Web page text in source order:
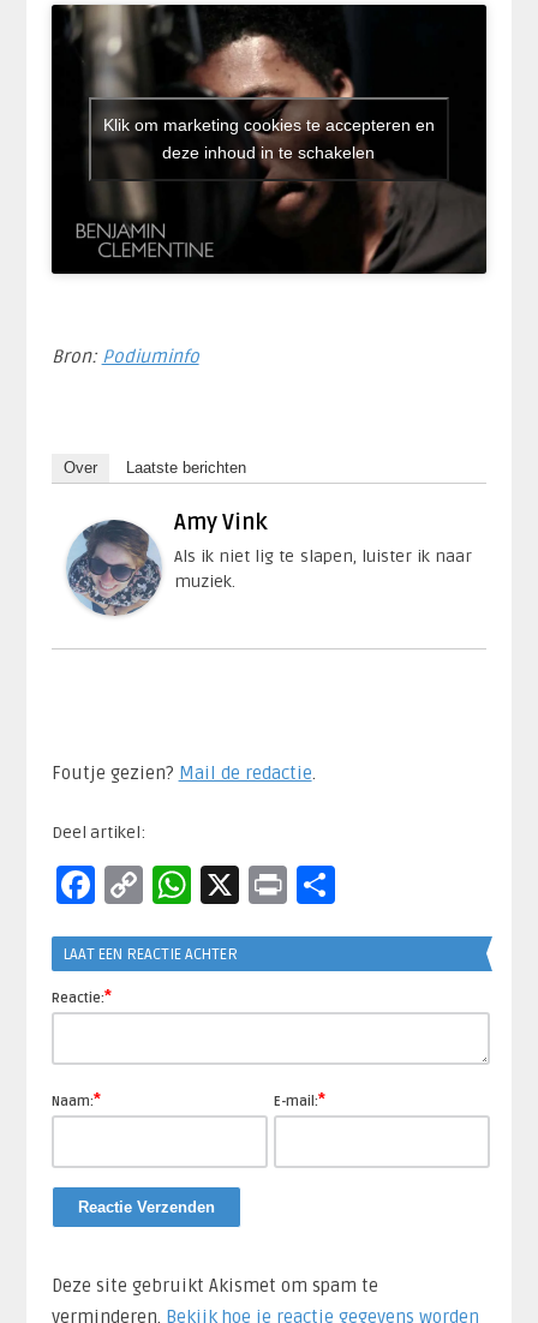
Klik om marketing cookies te accepteren en
deze inhoud in te schakelen
Bron: Podiuminfo
Over Laatste berichten
Amy Vink
Als ik niet lig te slapen, luister ik naar
muziek.
Foutje gezien? Mail de redactie.​
Deel artikel:
Facebook
CopyWhatsApp
X PrintDelen
LAAT EEN REACTIE ACHTER
Reactie:*
Naam:* E-mail:*
Deze site gebruikt Akismet om spam te
verminderen. Bekijk hoe je reactie gegevens worden